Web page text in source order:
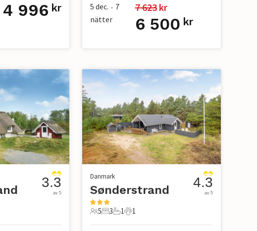
4 996 kr 5 dec. • 7
nätter
7 623 kr
6 500 kr
3.3
av 5
Danmark
Sønderstrand
5 Gäster
5
3 Sovrum
3
1 Badrum
1
1 Husdjur
1
4.3
av 5